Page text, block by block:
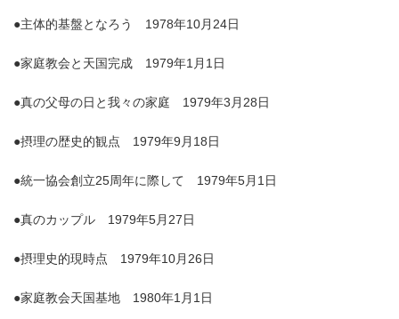
●主体的基盤となろう 1978年10月24日
●家庭教会と天国完成 1979年1月1日
●真の父母の日と我々の家庭 1979年3月28日
●摂理の歴史的観点 1979年9月18日
●統一協会創立25周年に際して 1979年5月1日
●真のカップル 1979年5月27日
●摂理史的現時点 1979年10月26日
●家庭教会天国基地 1980年1月1日